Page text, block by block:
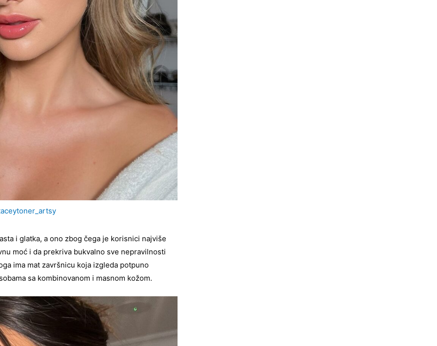
i glatka, a ono zbog čega je korisnici najviše
moć i da prekriva bukvalno sve nepravilnosti
ima mat završnicu koja izgleda potpuno
sa kombinovanom i masnom kožom.